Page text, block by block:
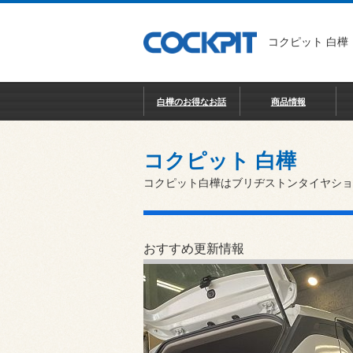
コクピット 白樺
白樺のお得なお話 商品情報
コクピット 白樺
コクピット白樺はブリヂストンタイヤシ
おすすめ更新情報